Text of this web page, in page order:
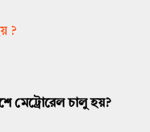
?
মেট্রোরেল চালু হয়?